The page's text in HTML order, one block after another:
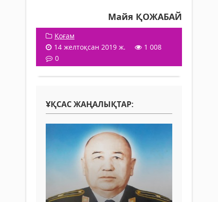
Майя ҚОЖАБАЙ
Қоғам
14 желтоқсан 2019 ж.
1 008
0
ҰҚСАС ЖАҢАЛЫҚТАР: